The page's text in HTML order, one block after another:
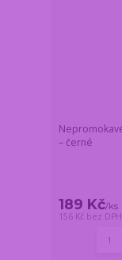
– černé
189 Kč/ks
156 Kč bez DPH